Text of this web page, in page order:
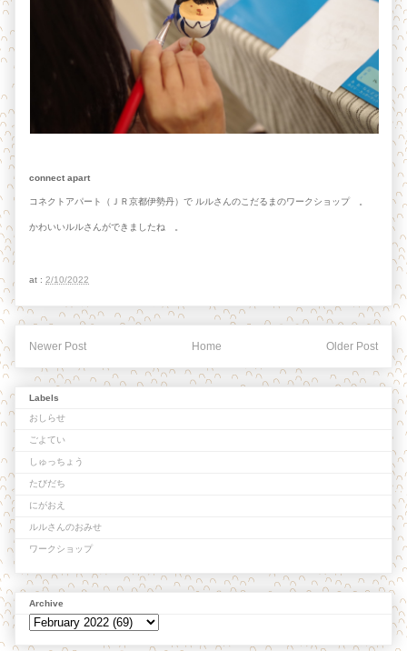
connect apart
コネクトアパート（ＪＲ京都伊勢丹）で ルルさんのこだるまのワークショップ 。
かわいいルルさんができましたね 。
at : 2/10/2022
Newer Post Older Post
Home
Labels
おしらせ
ごよてい
しゅっちょう
たびだち
にがおえ
ルルさんのおみせ
ワークショップ
Archive